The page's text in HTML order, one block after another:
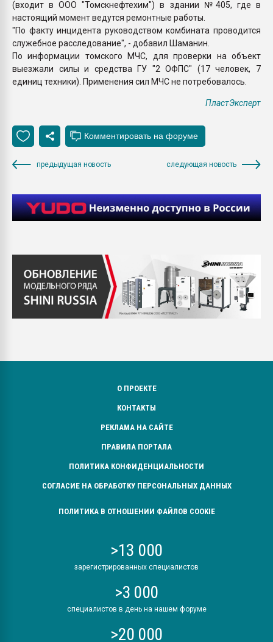
(входит в ООО "Томскнефтехим") в здании №405, где в
настоящий момент ведутся ремонтные работы.
"По факту инцидента руководством комбината проводится
служебное расследование", - добавил Шаманин.
По информации томского МЧС, для проверки на объект
выезжали силы и средства ГУ "2 ОФПС" (17 человек, 7
единиц техники). Применения сил МЧС не потребовалось.
ПластЭксперт
предыдущая новость следующая новость
О ПРОЕКТЕ
КОНТАКТЫ
РЕКЛАМА НА САЙТЕ
ПРАВИЛА ПОРТАЛА
ПОЛИТИКА КОНФИДЕНЦИАЛЬНОСТИ
СОГЛАСИЕ НА ОБРАБОТКУ ПЕРСОНАЛЬНЫХ ДАННЫХ
ПОЛИТИКА В ОТНОШЕНИИ ФАЙЛОВ COOKIE
>13 000
зарегистрированных специалистов
>3 000
специалистов в день на нашем форуме
>20 000